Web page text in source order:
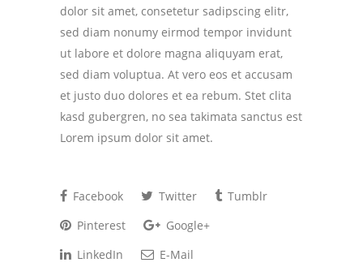
dolor sit amet, consetetur sadipscing elitr,
sed diam nonumy eirmod tempor invidunt
ut labore et dolore magna aliquyam erat,
sed diam voluptua. At vero eos et accusam
et justo duo dolores et ea rebum. Stet clita
kasd gubergren, no sea takimata sanctus est
Lorem ipsum dolor sit amet.
Facebook Twitter
Tumblr
Pinterest
Google+
LinkedIn
E-Mail